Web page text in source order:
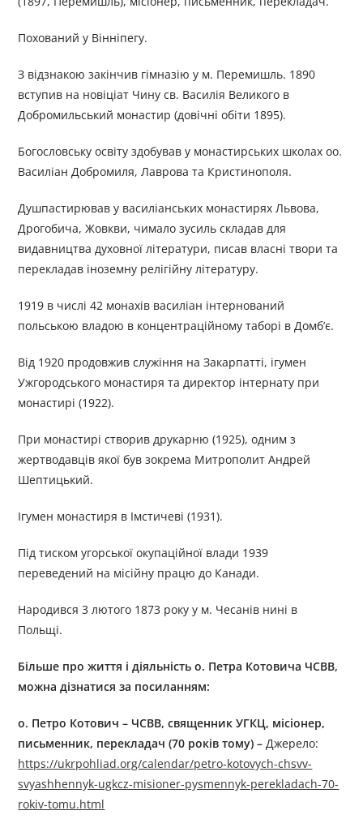
Похований у Вінніпегу.
З відзнакою закінчив гімназію у м. Перемишль. 1890
вступив на новіціат Чину св. Василія Великого в
Добромильський монастир (довічні обіти 1895).
Богословську освіту здобував у монастирських школах оо.
Василіан Добромиля, Лаврова та Кристинополя.
Душпастирював у василіанських монастирях Львова,
Дрогобича, Жовкви, чимало зусиль складав для
видавництва духовної літератури, писав власні твори та
перекладав іноземну релігійну літературу.
1919 в числі 42 монахів василіан інтернований
польською владою в концентраційному таборі в Домб’є.
Від 1920 продовжив служіння на Закарпатті, ігумен
Ужгородського монастиря та директор інтернату при
монастирі (1922).
При монастирі створив друкарню (1925), одним з
жертводавців якої був зокрема Митрополит Андрей
Шептицький.
Ігумен монастиря в Імстичеві (1931).
Під тиском угорської окупаційної влади 1939
переведений на місійну працю до Канади.
Народився 3 лютого 1873 року у м. Чесанів нині в
Польщі.
Більше про життя і діяльністьо. Петра Котовича ЧСВВ,
можна дізнатися за посиланням:
о. Петро Котович – ЧСВВ, священник УГКЦ, місіонер,
письменник, перекладач (70 років тому) –Джерелo:
https://ukrpohliad.org/calendar/petro-kotovych-chsvv-
svyashhennyk-ugkcz-misioner-pysmennyk-perekladach-70-
rokiv-tomu.html